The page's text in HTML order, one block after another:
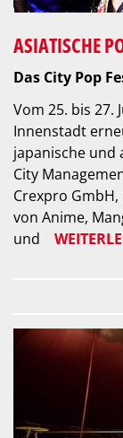
ASIATISCHE
Das City Pop
Vom 25. bis 27.
Innenstadt
japanische und
City
Crexpro GmbH,
von Anime,
und